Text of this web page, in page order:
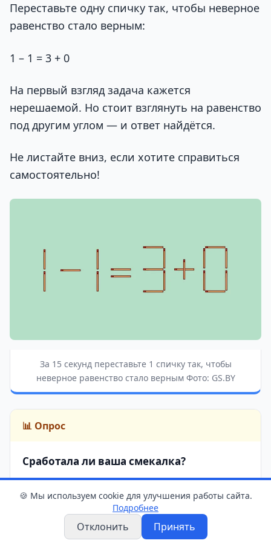
Переставьте одну спичку так, чтобы неверное
равенство стало верным:
1 – 1 = 3 + 0
На первый взгляд задача кажется
нерешаемой. Но стоит взглянуть на равенство
под другим углом — и ответ найдётся.
Не листайте вниз, если хотите справиться
самостоятельно!
За 15 секунд переставьте 1 спичку так, чтобы
неверное равенство стало верным Фото: GS.BY
📊 Опрос
Сработала ли ваша смекалка?
1 Да, решил(а) за 15 секунд!
Решил(а), но ушло больше времени.
🍪 Мы используем cookie для улучшения работы сайта.
Подробнее
Отклонить Принять